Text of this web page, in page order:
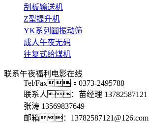
刮板输送机
Z型提升机
YK系列圆振动筛
成人午夜无码
往复式给煤机
联系午夜福利电影在线
Tel/Fax：0373-2495788
联系人：苗经理 13782587121
张涛 13569837649
邮箱：13782587121@126.com